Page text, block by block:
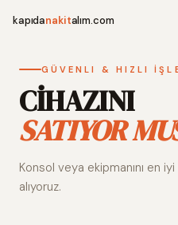
kapıdanakitalım.com
GÜVENLI & HIZLI
CİHAZINI
SATIYOR
Konsol veya ekipmanını en
alıyoruz.